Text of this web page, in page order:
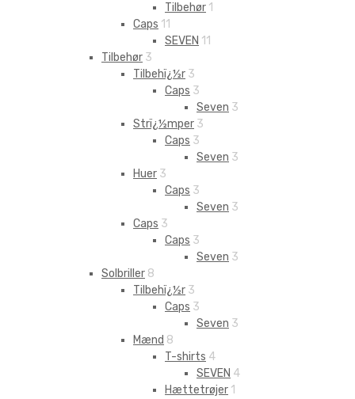
Tilbehør 1
Caps 11
SEVEN 11
Tilbehør 3
Tilbehï¿½r 3
Caps 3
Seven 3
Strï¿½mper 3
Caps 3
Seven 3
Huer 3
Caps 3
Seven 3
Caps 3
Caps 3
Seven 3
Solbriller 8
Tilbehï¿½r 3
Caps 3
Seven 3
Mænd 8
T-shirts 4
SEVEN 4
Hættetrøjer 1